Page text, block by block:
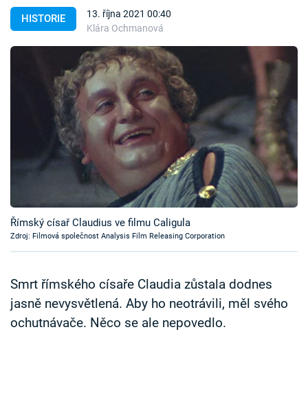
Témata
Témata
Pořady
TV Program
Časopis
Sledujte prima+
Přihlášení
HISTORIE
13. října 2021 00:40
Klára Ochmanová
Římský císař Claudius ve filmu Caligula
Zdroj: Filmová společnost Analysis Film Releasing Corporation
Smrt římského císaře Claudia zůstala dodnes
jasně nevysvětlená. Aby ho neotrávili, měl svého
ochutnávače. Něco se ale nepovedlo.